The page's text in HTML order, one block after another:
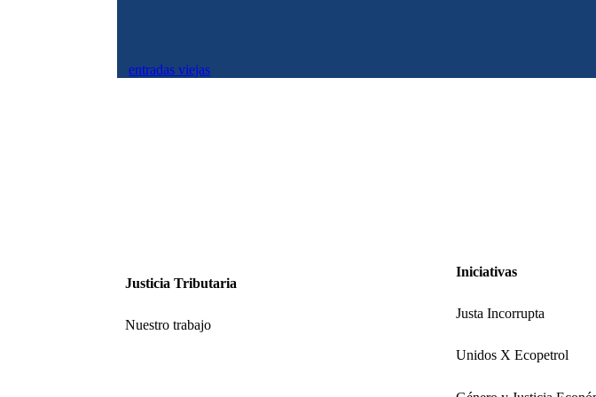
entradas viejas
Justicia Tributaria
Nuestro trabajo
Iniciativas
Justa Incorrupta
Unidos X Ecopetrol